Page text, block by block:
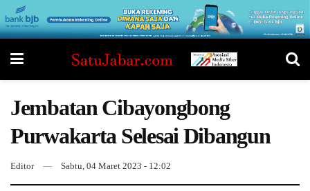
Jembatan Cibayongbong
Purwakarta Selesai Dibangun
Editor Sabtu, 04 Maret 2023 - 12:02